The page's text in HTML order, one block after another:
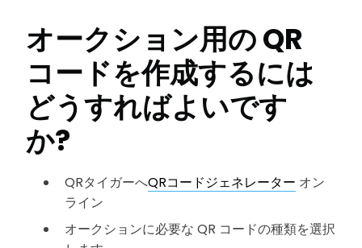
オークション用の QR
コードを作成するには
どうすればよいです
か?
QRタイガーへQRコードジェネレーター オン
ライン
オークションに必要な QR コードの種類を選択